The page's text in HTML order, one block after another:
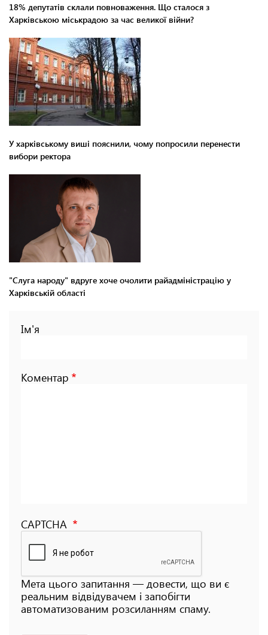
18% депутатів склали повноваження. Що сталося з
Харківською міськрадою за час великої війни?
У харківському виші пояснили, чому попросили перенести
вибори ректора
"Слуга народу" вдруге хоче очолити райадміністрацію у
Харківській області
Ім'я
Коментар
CAPTCHA
Мета цього запитання — довести, що ви є
реальним відвідувачем і запобігти
автоматизованим розсиланням спаму.